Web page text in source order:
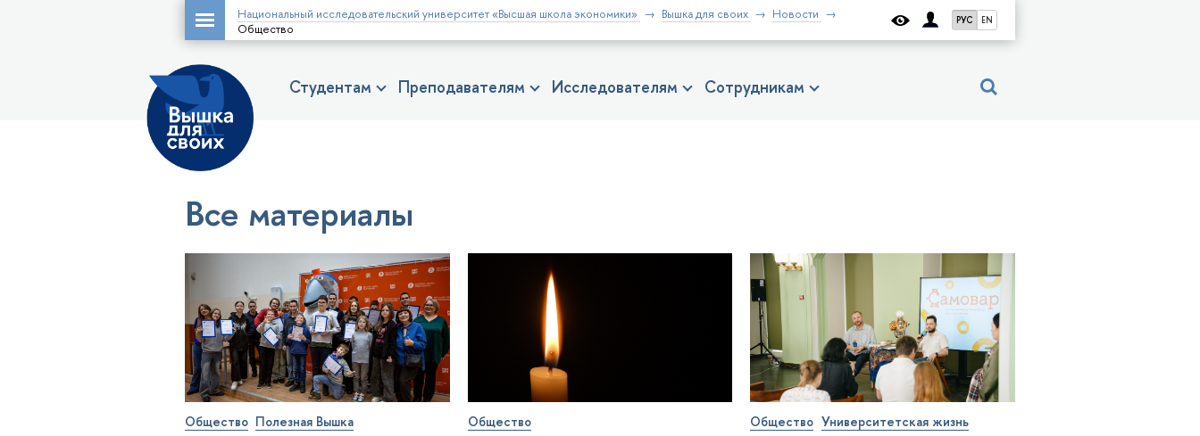
РУС EN
Национальный исследовательский университет «Высшая школа экономики» Вышка для своих
Новости
Общество
Студентам Преподавателям Исследователям Сотрудникам
Все материалы
Общество Полезная Вышка Общество Общество Университетская жизнь